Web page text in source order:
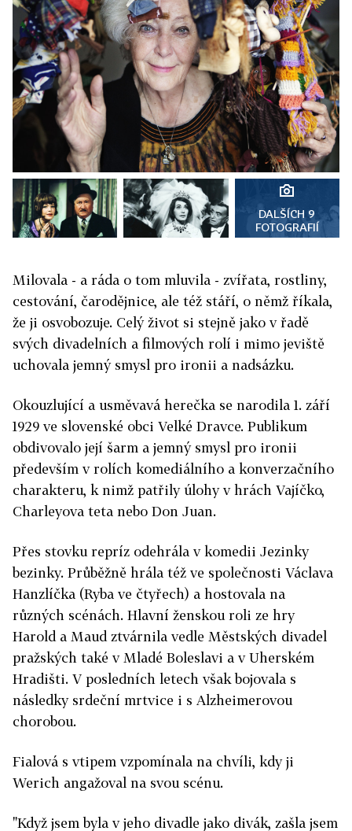
DALŠÍCH 9
FOTOGRAFIÍ
Milovala - a ráda o tom mluvila - zvířata, rostliny,
cestování, čarodějnice, ale též stáří, o němž říkala,
že ji osvobozuje. Celý život si stejně jako v řadě
svých divadelních a filmových rolí i mimo jeviště
uchovala jemný smysl pro ironii a nadsázku.
Okouzlující a usměvavá herečka se narodila 1. září
1929 ve slovenské obci Velké Dravce. Publikum
obdivovalo její šarm a jemný smysl pro ironii
především v rolích komediálního a konverzačního
charakteru, k nimž patřily úlohy v hrách Vajíčko,
Charleyova teta nebo Don Juan.
Přes stovku repríz odehrála v komedii Jezinky
bezinky. Průběžně hrála též ve společnosti Václava
Hanzlíčka (Ryba ve čtyřech) a hostovala na
různých scénách. Hlavní ženskou roli ze hry
Harold a Maud ztvárnila vedle Městských divadel
pražských také v Mladé Boleslavi a v Uherském
Hradišti. V posledních letech však bojovala s
následky srdeční mrtvice i s Alzheimerovou
chorobou.
Fialová s vtipem vzpomínala na chvíli, kdy ji
Werich angažoval na svou scénu.
"Když jsem byla v jeho divadle jako divák, zašla jsem